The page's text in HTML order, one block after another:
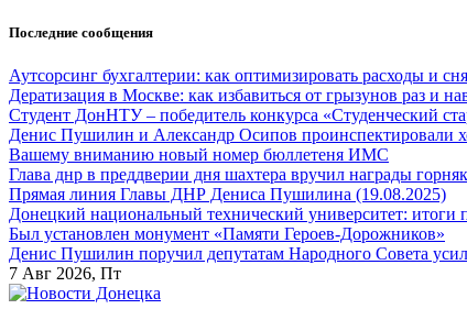
Перейти
содержанию
Последние сообщения
Аутсорсинг бухгалтерии: как оптимизировать расходы и
Дератизация в Москве: как избавиться от грызунов раз и
Студент ДонНТУ – победитель конкурса «Студенческий
Денис Пушилин и Александр Осипов проинспектировали
Вашему вниманию новый номер бюллетеня ИМС
Глава днр в преддверии дня шахтера вручил награды
Прямая линия Главы ДНР Дениса Пушилина (19.08.2025)
Донецкий национальный технический университет: итоги
Был установлен монумент «Памяти Героев-Дорожников»
Денис Пушилин поручил депутатам Народного Совета
7 Авг 2026, Пт